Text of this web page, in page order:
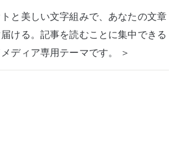
と美しい文字組みで、あなたの文章
ける。記事を読むことに集中できる
ディア専用テーマです。 ＞